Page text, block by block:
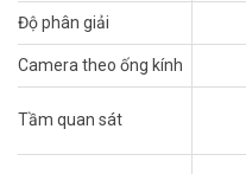
– Ống kính 2.8/4mm
– Góc quay ngang 0° to 345°,
– Chống ngược sáng DWDR,
– Hỗ trợ chế độ đèn thông
– Tính năng phát hiện người
– Hỗ trợ kết nối 4G với khe cắm
Độ phân giải
Camera theo ống kính
Tầm quan sát